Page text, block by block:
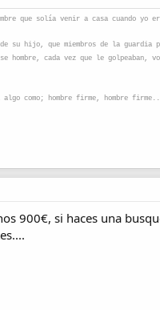
que solía venir a casa cuando
su hijo, que miembros de la guardia
hombre, cada vez que le
como; hombre firme, hombre
900€, si haces una